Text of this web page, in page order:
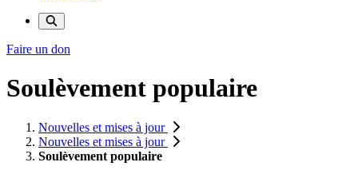
Faire un don
Soulèvement populaire
Nouvelles et mises à jour
Nouvelles et mises à jour
Soulèvement populaire